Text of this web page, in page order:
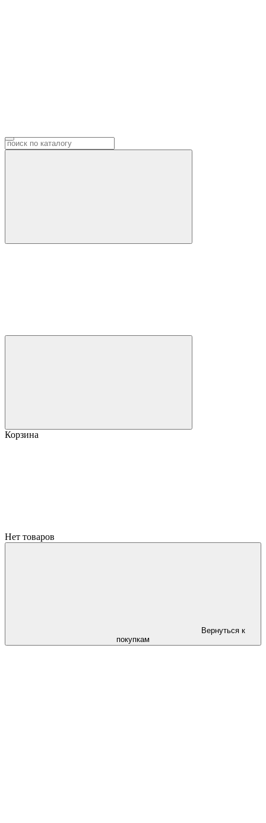
Корзина
Нет товаров
Вернуться к
покупкам